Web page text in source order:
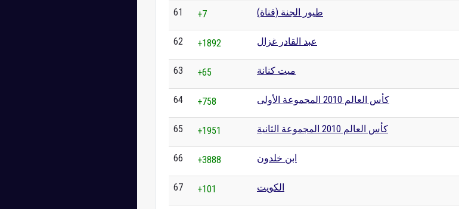
61 +7 طيور الجنة (قناة)
62 +1892 عبد القادر غزال
63 +65 ميت كنانة
64 +758 كأس العالم 2010 المجموعة الأولى
65 +1951 كأس العالم 2010 المجموعة الثانية
66 +3888 ابن خلدون
67 +101 الكويت